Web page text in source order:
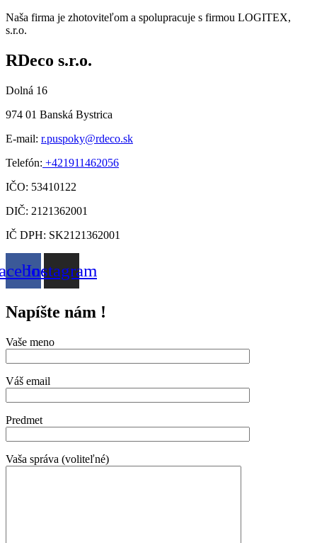
Naša firma je zhotoviteľom a spolupracuje s firmou LOGITEX,
s.r.o.
RDeco s.r.o.
Dolná 16
974 01 Banská Bystrica
E-mail: r.puspoky@rdeco.sk
Telefón: +421911462056
IČO: 53410122
DIČ: 2121362001
IČ DPH: SK2121362001
Instagram
Napíšte nám !
Vaše meno
Váš email
Predmet
Vaša správa (voliteľné)